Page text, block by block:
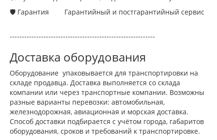
🛡 Гарантия
Гарантийный и постгарантийный сервис
------------------------------------------------------------
Доставка оборудования
Оборудование упаковывается для транспортировки на
складе продавца. Доставка выполняется со склада
компании или через транспортные компании. Возможны
разные варианты перевозки: автомобильная,
железнодорожная, авиационная и морская доставка.
Способ доставки подбирается с учётом города, габаритов
оборудования, сроков и требований к транспортировке.